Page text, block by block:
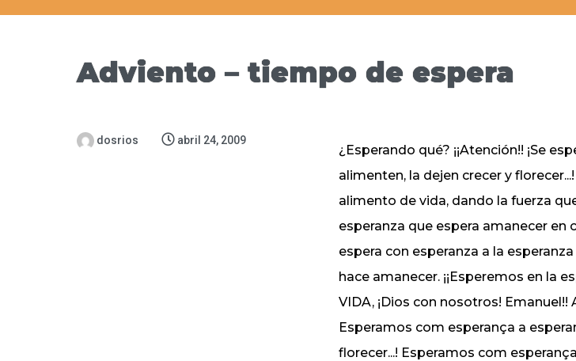
Adviento – tiempo de espera
dosrios abril 24, 2009
¿Esperando qué? ¡¡Atención!! ¡Se
alimenten, la dejen crecer y
alimento de vida, dando la fuerza
esperanza que espera amanecer en
espera con esperanza a la
hace amanecer. ¡¡Esperemos en la
VIDA, ¡Dios con nosotros!
Esperamos com esperança a
florecer...! Esperamos com